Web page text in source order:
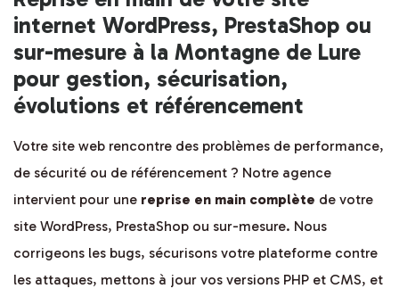
internet WordPress, PrestaShop ou
sur-mesure à la Montagne de Lure
pour gestion, sécurisation,
évolutions et référencement
Votre site web rencontre des problèmes de performance,
de sécurité ou de référencement ? Notre agence
intervient pour une reprise en main complète de votre
site WordPress, PrestaShop ou sur-mesure. Nous
corrigeons les bugs, sécurisons votre plateforme contre
les attaques, mettons à jour vos versions PHP et CMS, et